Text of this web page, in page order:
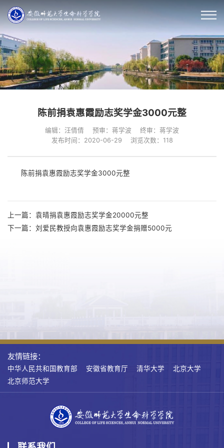
陈前捐袁惠霞励志奖学金3000元整
编辑：汪倩倩 预审：蒋学波
终审：蒋学波
发布时间：2020-06-29
浏览次数： 118
陈前捐袁惠霞励志奖学金3000元整
上一篇：袁晴捐袁惠霞励志奖学金20000元整
下一篇：刘爱民教授向袁惠霞励志奖学金捐赠5000元
友情链接：
中华人民共和国教育部 安徽省教育厅 清华大学
北京大学
北京师范大学